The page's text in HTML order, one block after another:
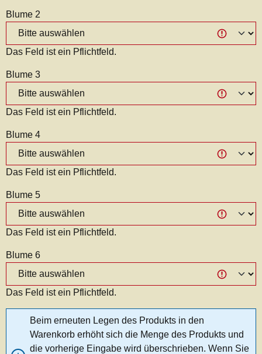
Blume 2
Das Feld ist ein Pflichtfeld.
Blume 3
Das Feld ist ein Pflichtfeld.
Blume 4
Das Feld ist ein Pflichtfeld.
Blume 5
Das Feld ist ein Pflichtfeld.
Blume 6
Das Feld ist ein Pflichtfeld.
Beim erneuten Legen des Produkts in den
Warenkorb erhöht sich die Menge des Produkts und
die vorherige Eingabe wird überschrieben. Wenn Sie